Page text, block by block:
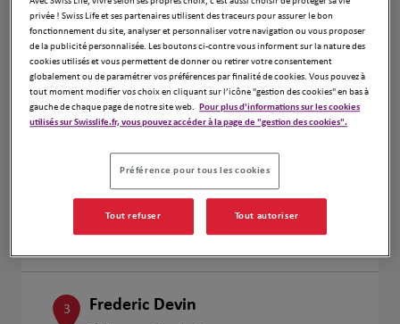
Voir plus
2 Fabrice Belin et David Pieuchot
17180 Perigny
Fermé actuellement
Numéro
Voir plus
3 Frederic Devin
privée ! Swiss Life et ses partenaires utilisent des traceurs pour assurer le bon
fonctionnement du site, analyser et personnaliser votre navigation ou vous proposer
de la publicité personnalisée. Les boutons ci-contre vous informent sur la nature des
cookies utilisés et vous permettent de donner ou retirer votre consentement
globalement ou de paramétrer vos préférences par finalité de cookies. Vous pouvez à
tout moment modifier vos choix en cliquant sur l’icône "gestion des cookies" en bas à
gauche de chaque page de notre site web. Pour plus d'informations sur les cookies
utilisés sur Swisslife.fr, vous pouvez accéder à la page de "gestion des cookies".
Préférence pour tous les cookies
Tout refuser Tout autoriser